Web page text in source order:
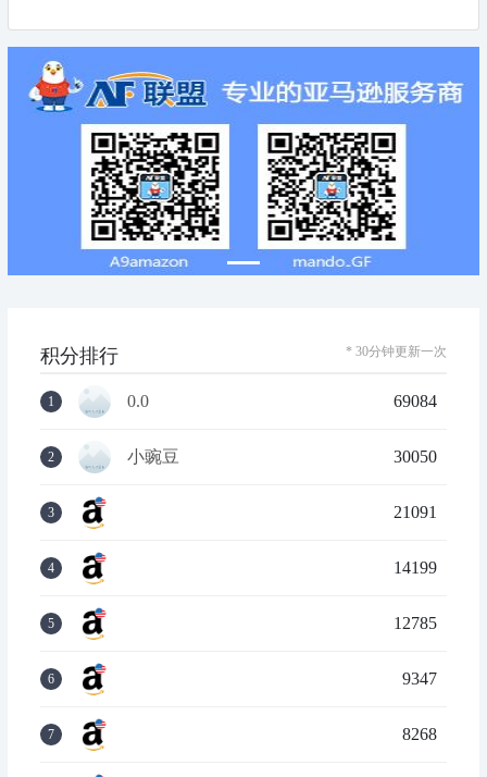
积分排行 * 30分钟更新一次
1 0.0 69084
2 小豌豆 30050
3 21091
4 14199
5 12785
6 9347
7 8268